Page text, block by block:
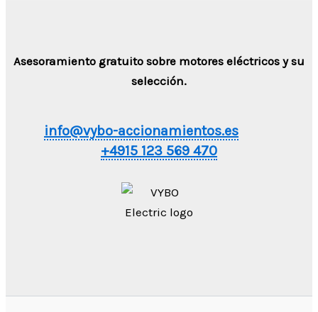
Asesoramiento gratuito sobre motores eléctricos y su
selección.
info@vybo-accionamientos.es
+4915 123 569 470